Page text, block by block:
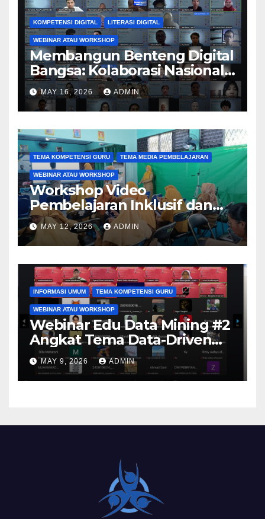
KOMPETENSI DIGITAL LITERASI DIGITAL
WEBINAR ATAU WORKSHOP
Membangun Benteng Digital
Bangsa: Kolaborasi Nasional
Perguruan Tinggi
Tingkatkan Literasi dan
Keamanan Siber Generasi
Muda melalui Kegiatan PkM
MAY 16, 2026 ADMIN
TEMA KOMPETENSI GURU TEMA MEDIA PEMBELAJARAN
WEBINAR ATAU WORKSHOP
Workshop Video
Pembelajaran Inklusif dan
Aksesibel Angkat
Pengembangan Media
Adaptif Berbasis Canva di
SKH Negeri 01 Kabupaten
Tangerang
MAY 12, 2026 ADMIN
INFORMASI UMUM TEMA KOMPETENSI GURU
WEBINAR ATAU WORKSHOP
Webinar Edu Data Mining #2
Angkat Tema Data-Driven
Learning Analytics
MAY 9, 2026 ADMIN